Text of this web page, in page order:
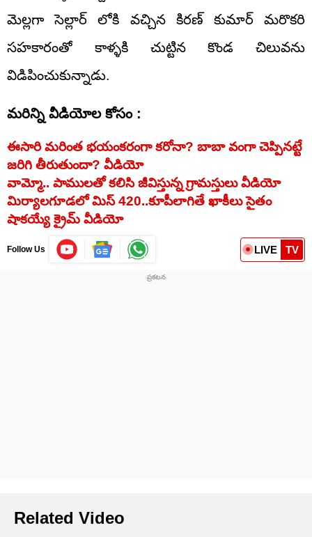
మెల్లగా సెల్లార్ లోకి వచ్చిన కిరణ్ కుమార్ మరొకరి
సహకారంతో కాళ్ళకి చుట్టిన కొండ చిలువను
విడిపించుకున్నాడు.
మరిన్ని వీడియోల కోసం :
ఈసారి మరింత భయంకరంగా కరోనా? బాబా వంగా చెప్పినట్టే
జరిగి తీరుతుందా? వీడియో
వామ్మో.. పాములతో కలిసి జీవిస్తున్న గ్రామస్తులు వీడియో
మిర్యాలగూడలో మిస్‌ 420..కూపీలాగితే ఖాకీలు సైతం
షాకయ్యే క్రైమ్‌ వీడియో
Follow Us LIVE TV
Related Video